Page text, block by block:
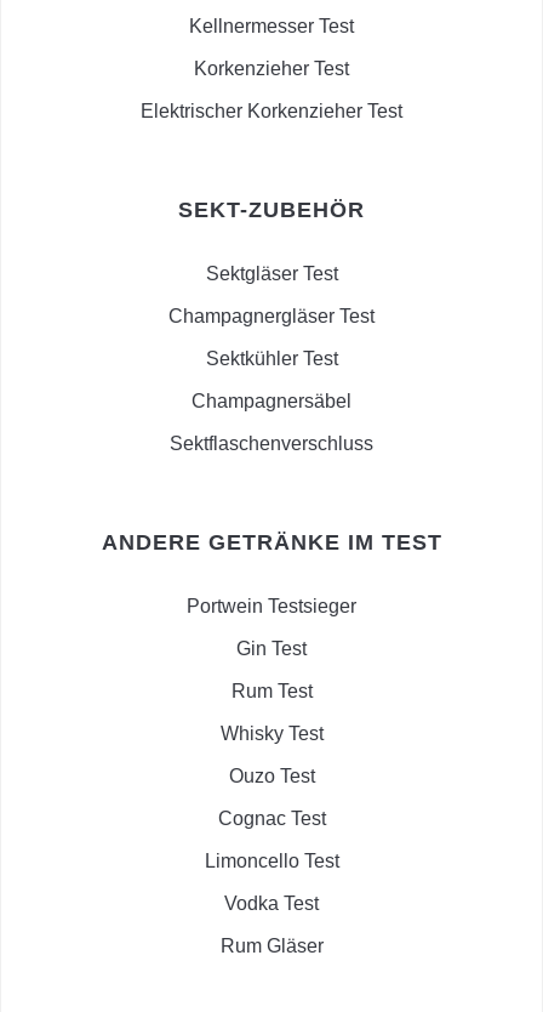
Kellnermesser Test
Korkenzieher Test
Elektrischer Korkenzieher Test
SEKT-ZUBEHÖR
Sektgläser Test
Champagnergläser Test
Sektkühler Test
Champagnersäbel
Sektflaschenverschluss
ANDERE GETRÄNKE IM TEST
Portwein Testsieger
Gin Test
Rum Test
Whisky Test
Ouzo Test
Cognac Test
Limoncello Test
Vodka Test
Rum Gläser